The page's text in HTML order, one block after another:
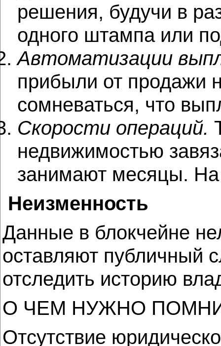
решения, будучи в
одного штампа или
Автоматизации
прибыли от продажи
сомневаться, что
Скорости операций.
недвижимостью
занимают месяцы. На
Неизменность
Данные в блокчейне
оставляют публичный
отследить историю
О ЧЕМ НУЖНО
Отсутствие